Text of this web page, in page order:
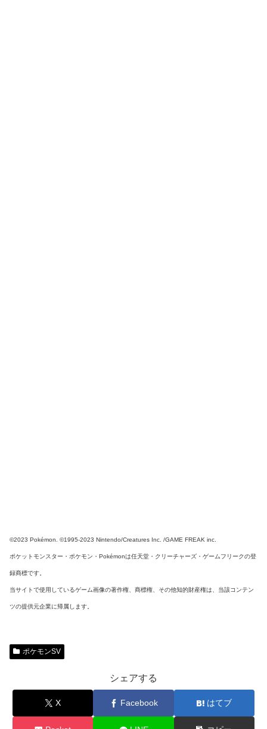
©2023 Pokémon. ©1995-2023 Nintendo/Creatures Inc. /GAME FREAK inc.
ポケットモンスター・ポケモン・Pokémonは任天堂・クリーチャーズ・ゲームフリークの登
録商標です。
当サイトで使用しているゲーム画像の著作権、商標権、その他知的財産権は、当該コンテン
ツの提供元企業に帰属します。
ポケモンSV
シェアする
X Facebook はてブ